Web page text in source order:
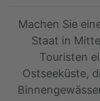
Machen Sie
Staat in
Touristen
Ostseeküste,